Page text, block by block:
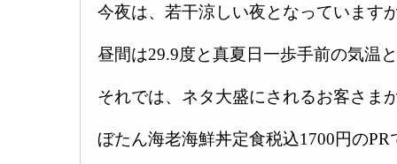
今夜は、若干涼しい夜となっています
昼間は29.9度と真夏日一歩手前の気温
それでは、ネタ大盛にされるお客さま
ぼたん海老海鮮丼定食税込1700円のPR